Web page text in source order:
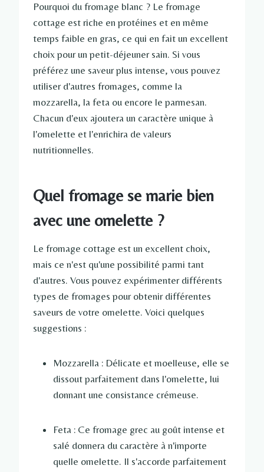
Pourquoi du fromage blanc ? Le fromage
cottage est riche en protéines et en même
temps faible en gras, ce qui en fait un excellent
choix pour un petit-déjeuner sain. Si vous
préférez une saveur plus intense, vous pouvez
utiliser d'autres fromages, comme la
mozzarella, la feta ou encore le parmesan.
Chacun d'eux ajoutera un caractère unique à
l'omelette et l'enrichira de valeurs
nutritionnelles.
Quel fromage se marie bien
avec une omelette ?
Le fromage cottage est un excellent choix,
mais ce n'est qu'une possibilité parmi tant
d'autres. Vous pouvez expérimenter différents
types de fromages pour obtenir différentes
saveurs de votre omelette. Voici quelques
suggestions :
Mozzarella : Délicate et moelleuse, elle se
dissout parfaitement dans l'omelette, lui
donnant une consistance crémeuse.
Feta : Ce fromage grec au goût intense et
salé donnera du caractère à n'importe
quelle omelette. Il s'accorde parfaitement